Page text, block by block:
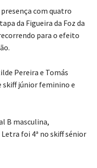
presença com quatro
da Figueira da Foz da
para o efeito
Pereira e Tomás
skiff júnior feminino e
B masculina,
foi 4ª no skiff sénior